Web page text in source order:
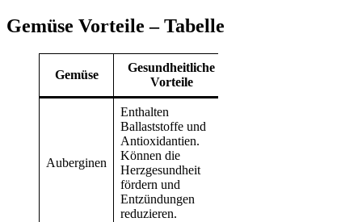
Gemüse Vorteile – Tabelle
Gemüse
Gesundheitliche
Vorteile
Auberginen
Enthalten
Ballaststoffe und
Antioxidantien.
Können die
Herzgesundheit
fördern und
Entzündungen
reduzieren.